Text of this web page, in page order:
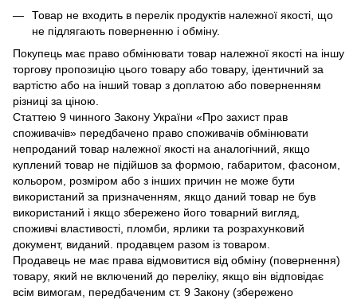
Товар не входить в перелік продуктів належної якості, що
не підлягають поверненню і обміну.
Покупець має право обмінювати товар належної якості на іншу
торгову пропозицію цього товару або товару, ідентичний за
вартістю або на інший товар з доплатою або поверненням
різниці за ціною.
Статтею 9 чинного Закону України «Про захист прав
споживачів» передбачено право споживачів обмінювати
непроданий товар належної якості на аналогічний, якщо
куплений товар не підійшов за формою, габаритом, фасоном,
кольором, розміром або з інших причин не може бути
використаний за призначенням, якщо даний товар не був
використаний і якщо збережено його товарний вигляд,
споживчі властивості, пломби, ярлики та розрахунковий
документ, виданий. продавцем разом із товаром.
Продавець не має права відмовитися від обміну (повернення)
товару, який не включений до переліку, якщо він відповідає
всім вимогам, передбаченим ст. 9 Закону (збережено